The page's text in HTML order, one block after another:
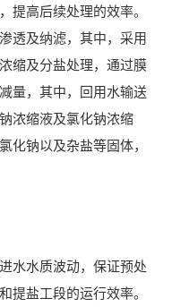
提高后续处理的效率。
透及纳滤，其中，采用
缩及分盐处理，通过膜
量，其中，回用水输送
浓缩液及氯化钠浓缩
化钠以及杂盐等固体，
水水质波动，保证预处
提盐工段的运行效率。